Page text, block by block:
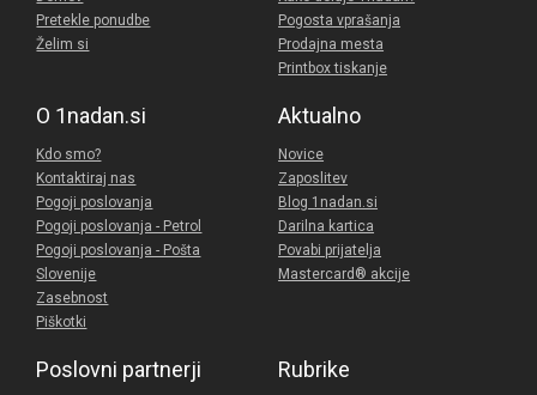
Pretekle ponudbe
Želim si
Pogosta vprašanja
Prodajna mesta
Printbox tiskanje
O 1nadan.si
Kdo smo?
Kontaktiraj nas
Pogoji poslovanja
Pogoji poslovanja - Petrol
Pogoji poslovanja - Pošta
Slovenije
Zasebnost
Piškotki
Aktualno
Novice
Zaposlitev
Blog 1nadan.si
Darilna kartica
Povabi prijatelja
Mastercard® akcije
Poslovni partnerji Rubrike